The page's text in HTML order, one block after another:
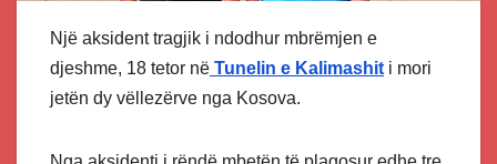
Një aksident tragjik i ndodhur mbrëmjen e
djeshme, 18 tetor në Tunelin e Kalimashit i mori
jetën dy vëllezërve nga Kosova.